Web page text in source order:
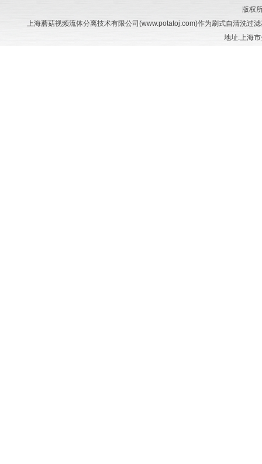
版
上海蘑菇视频流体分离技术有限公司(www.potatoj.com)作为刷式自清洗过滤
地址:上海